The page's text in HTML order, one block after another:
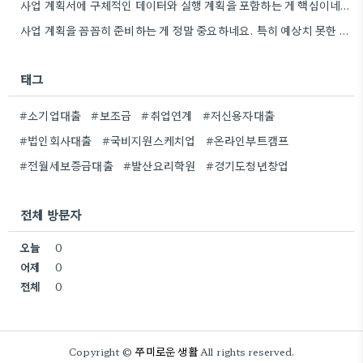
사업 계획서에 구체적인 데이터와 실행 계획을 포함하는 게 핵심이네요. 제가 비슷한 경험이 있어서, 단순히 아이디어를…
사업 계획을 꼼꼼히 준비하는 게 정말 중요하네요. 특히 예상치 못한 지출 때문에 어려움을 겪는 경우도…
태그
#소기업대출 #보조금 #취업연계
#저신용자대출
#법인회사대출
#국비지원스케치업
#온라인부트캠프
#전월세보증금대출
#발산요리학원 #경기도청년창업
전체 방문자
오늘
0
어제
0
전체
0
Copyright ©쭈미로운 생활All rights reserved.